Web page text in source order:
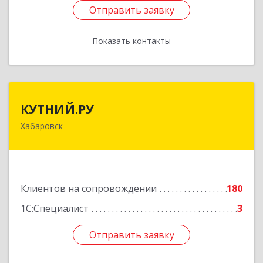
Отправить заявку
Показать контакты
Отправить заявку
Назад
КУТНИЙ.РУ
Хабаровск
Клиентов на сопровождении
180
1С:Специалист
3
Отправить заявку
680007, Хабаровский край, Хабаровск г,
Отправить заявку